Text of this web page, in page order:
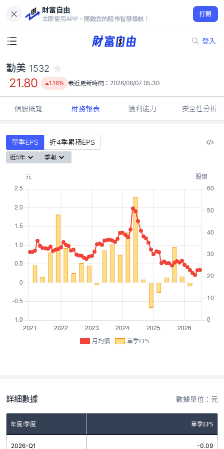
財富自由
立即使用APP，開啟您的股市智慧導航！
打開
登入
21.80
1.16%
勤美 1532
21.80 1.16% 最近更新時間： 2026/08/07 05:30
個股概覽 財務報表 獲利能力 安全性分析
單季EPS 近4季累積EPS
近5年 季報
月均價 單季EPS
詳細數據 數據單位：元
年度/季度 單季EPS
2026-Q1 -0.09